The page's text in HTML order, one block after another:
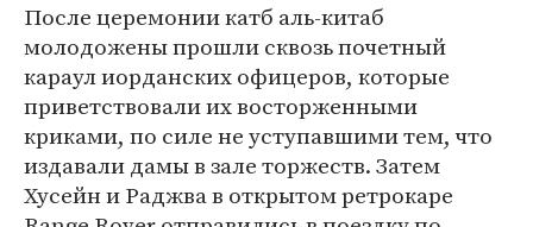
После церемонии катб аль-китаб
молодожены прошли сквозь почетный
караул иорданских офицеров, которые
приветствовали их восторженными
криками, по силе не уступавшими тем, что
издавали дамы в зале торжеств. Затем
Хусейн и Раджва в открытом ретрокаре